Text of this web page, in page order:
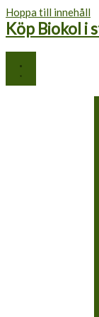
Hoppa till innehåll
Köp Biokol i